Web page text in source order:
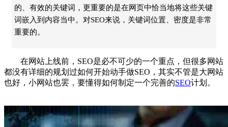
的、有效的关键词，更重要的是在网页中恰当地将这些关键
词嵌入到内容当中。对SEO来说，关键词位置、密度是非常
重要的。
在网站上线前，SEO是必不可少的一个重点，但很多网站
都没有详细的规划过如何开始动手做SEO，其实不管是大网站
也好，小网站也罢，要懂得如何制定一个完善的SEO计划。